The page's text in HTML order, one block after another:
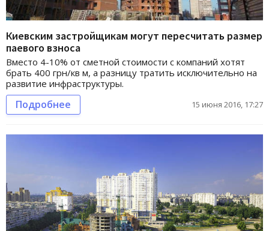
Киевским застройщикам могут пересчитать размер
паевого взноса
Вместо 4-10% от сметной стоимости с компаний хотят
брать 400 грн/кв м, а разницу тратить исключительно на
развитие инфраструктуры.
Подробнее 15 июня 2016, 17:27